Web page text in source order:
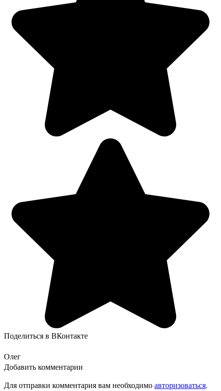
Поделиться в ВКонтакте
Олег
Добавить комментарии
Для отправки комментария вам необходимоавторизоваться.